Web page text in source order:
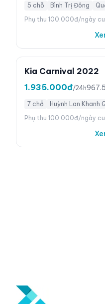
5 chỗ Bình Trị Đông
Phụ thu 100.000đ/ngày
Kia Carnival 2022
1.935.000đ/24h
7 chỗ
Huỳnh Lan Khanh
Phụ thu 100.000đ/ngày